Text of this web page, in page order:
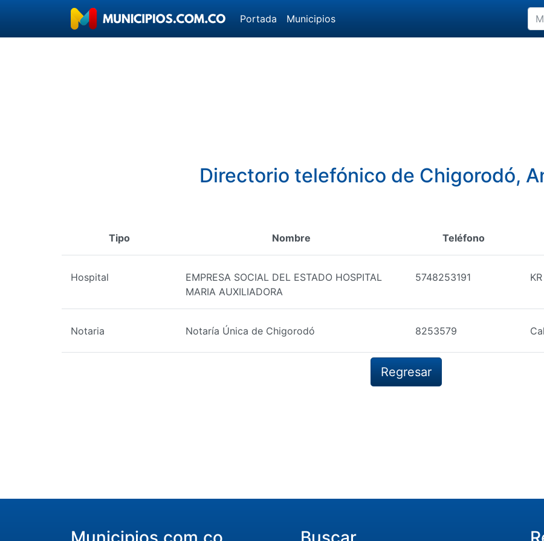
Portada Municipios
Directorio telefónico de Chigorodó,
Tipo Nombre Teléfono
Hospital
EMPRESA SOCIAL DEL ESTADO HOSPITAL
MARIA AUXILIADORA
5748253191
Notaria Notaría Única de Chigorodó 8253579
Regresar